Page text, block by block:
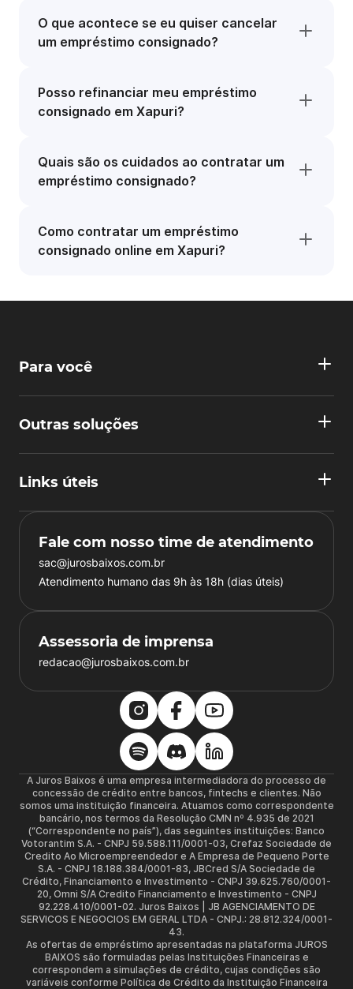
O que acontece se eu quiser cancelar
um empréstimo consignado?
Posso refinanciar meu empréstimo
consignado em Xapuri?
Quais são os cuidados ao contratar um
empréstimo consignado?
Como contratar um empréstimo
consignado online em Xapuri?
Para você
Outras soluções
Links úteis
Fale com nosso time de atendimento
sac@jurosbaixos.com.br
Atendimento humano das 9h às 18h (dias úteis)
Assessoria de imprensa
redacao@jurosbaixos.com.br
A Juros Baixos é uma empresa intermediadora do processo de
concessão de crédito entre bancos, fintechs e clientes. Não
somos uma instituição financeira. Atuamos como correspondente
bancário, nos termos da Resolução CMN nº 4.935 de 2021
(“Correspondente no país”), das seguintes instituições: Banco
Votorantim S.A. - CNPJ 59.588.111/0001-03, Crefaz Sociedade de
Credito Ao Microempreendedor e A Empresa de Pequeno Porte
S.A. - CNPJ 18.188.384/0001-83, JBCred S/A Sociedade de
Crédito, Financiamento e Investimento - CNPJ 39.625.760/0001-
20, Omni S/A Credito Financiamento e Investimento - CNPJ
92.228.410/0001-02. Juros Baixos | JB AGENCIAMENTO DE
SERVICOS E NEGOCIOS EM GERAL LTDA - CNPJ.: 28.812.324/0001-
43.
As ofertas de empréstimo apresentadas na plataforma JUROS
BAIXOS são formuladas pelas Instituições Financeiras e
correspondem a simulações de crédito, cujas condições são
variáveis conforme Política de Crédito da Instituição Financeira